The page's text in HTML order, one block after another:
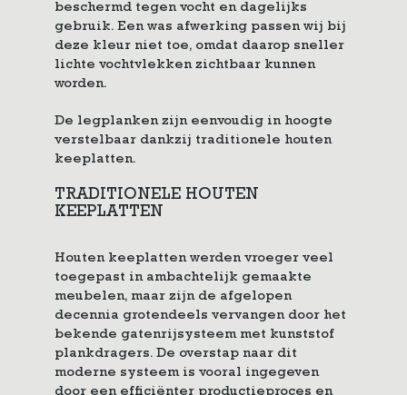
beschermd tegen vocht en dagelijks
gebruik. Een was afwerking passen wij bij
deze kleur niet toe, omdat daarop sneller
lichte vochtvlekken zichtbaar kunnen
worden.
De legplanken zijn eenvoudig in hoogte
verstelbaar dankzij traditionele houten
keeplatten.
TRADITIONELE HOUTEN
KEEPLATTEN
Houten keeplatten werden vroeger veel
toegepast in ambachtelijk gemaakte
meubelen, maar zijn de afgelopen
decennia grotendeels vervangen door het
bekende gatenrijsysteem met kunststof
plankdragers. De overstap naar dit
moderne systeem is vooral ingegeven